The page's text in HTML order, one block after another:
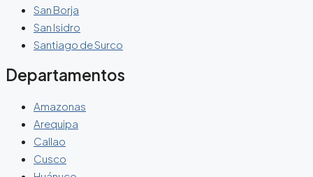
San Borja
San Isidro
Santiago de Surco
Departamentos
Amazonas
Arequipa
Callao
Cusco